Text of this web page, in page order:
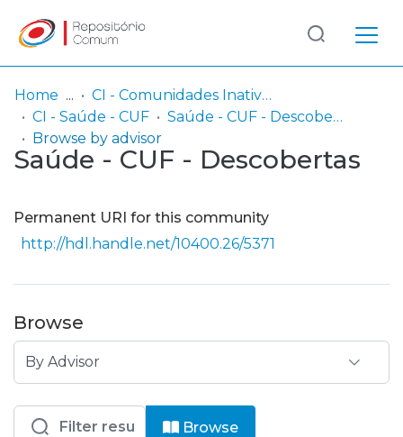
Communities
& Collections
Entities
Log
In
(current)
Home
CI - Comunidades Inativas
CI - Saúde - CUF
Saúde - CUF - Descobertas
Browse by advisor
Saúde - CUF - Descobertas
Permanent URI for this community
http://hdl.handle.net/10400.26/5371
Browse
Browsing Saúde - CUF -
Browse